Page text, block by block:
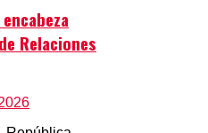
Relaciones